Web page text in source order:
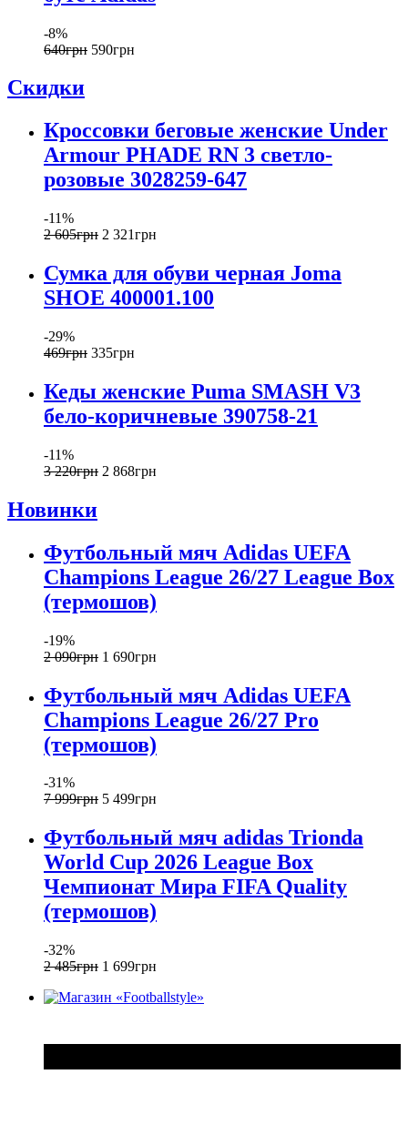
-8%
640грн 590грн
Скидки
Кроссовки беговые женские Under
Armour PHADE RN 3 светло-
розовые 3028259-647
-11%
2 605грн 2 321грн
Сумка для обуви черная Joma
SHOE 400001.100
-29%
469грн 335грн
Кеды женские Puma SMASH V3
бело-коричневые 390758-21
-11%
3 220грн 2 868грн
Новинки
Футбольный мяч Adidas UEFA
Champions League 26/27 League Box
(термошов)
-19%
2 090грн 1 690грн
Футбольный мяч Adidas UEFA
Champions League 26/27 Pro
(термошов)
-31%
7 999грн 5 499грн
Футбольный мяч adidas Trionda
World Cup 2026 League Box
Чемпионат Мира FIFA Quality
(термошов)
-32%
2 485грн 1 699грн